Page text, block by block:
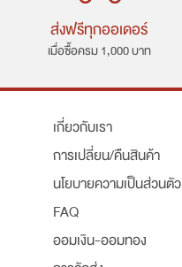
ส่งฟรีทุกออเดอร์
เมื่อซื้อครม 1,000 บาท
เกี่ยวกับเรา
การเปลี่ยน/คืนสินค้า
นโยบายความเป็นส่วนตัว
FAQ
ออมเงิน-ออมทอง